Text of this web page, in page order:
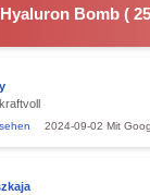
Hyaluron Bomb ( 25
2024-09-02 Mit